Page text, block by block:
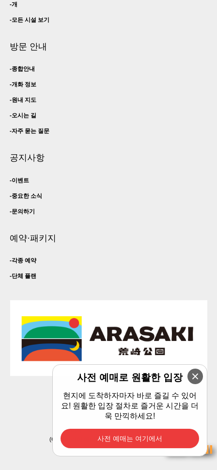
티켓 구매
개
모든 시설 보기
방문 안내
종합안내
개화 정보
원내 지도
오시는 길
자주 묻는 질문
공지사항
이벤트
중요한 소식
문의하기
예약·패키지
각종 예약
단체 플랜
개인 정보 보호 정책
지정관리자 : 지역관리 요코스카 공동사업체
(C) 에어리어 매니지먼트 요코스카 공동사업체
사전 예매로 원활한 입장
현지에 도착하자마자 바로 즐길 수 있어
요! 원활한 입장 절차로 즐거운 시간을 더
욱 만끽하세요!
사전 예매는 여기에서